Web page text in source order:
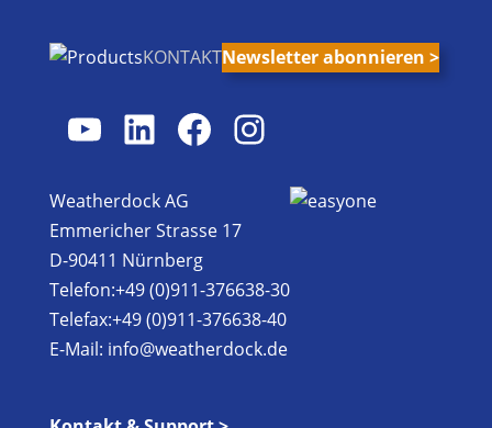
KONTAKTNewsletter abonnieren >
YouTube
LinkedIn
Facebook
Instagram
Weatherdock AG
Emmericher Strasse 17
D-90411 Nürnberg
Telefon:+49 (0)911-376638-30
Telefax:+49 (0)911-376638-40
E-Mail: info@weatherdock.de